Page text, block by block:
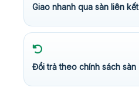
Giao nhanh qua sàn liên kết
Đổi trả theo chính sách sàn